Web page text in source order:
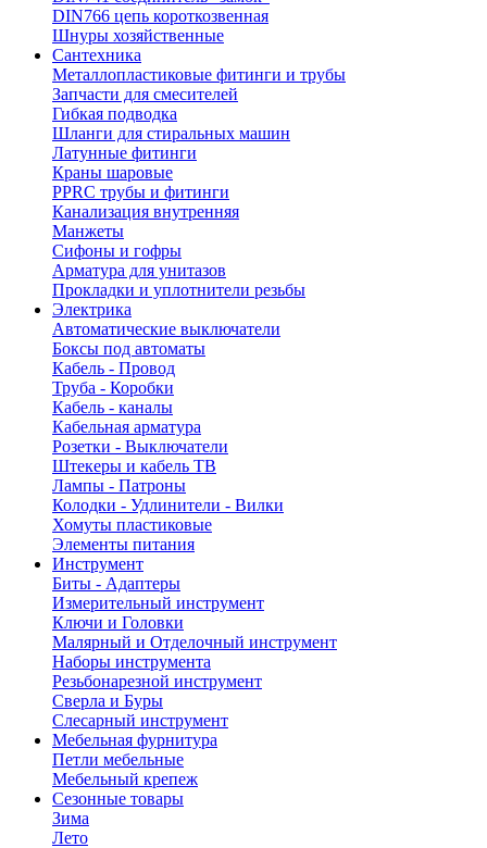
DIN766 цепь короткозвенная
Шнуры хозяйственные
Сантехника
Металлопластиковые фитинги и трубы
Запчасти для смесителей
Гибкая подводка
Шланги для стиральных машин
Латунные фитинги
Краны шаровые
PPRC трубы и фитинги
Канализация внутренняя
Манжеты
Сифоны и гофры
Арматура для унитазов
Прокладки и уплотнители резьбы
Электрика
Автоматические выключатели
Боксы под автоматы
Кабель - Провод
Труба - Коробки
Кабель - каналы
Кабельная арматура
Розетки - Выключатели
Штекеры и кабель ТВ
Лампы - Патроны
Колодки - Удлинители - Вилки
Хомуты пластиковые
Элементы питания
Инструмент
Биты - Адаптеры
Измерительный инструмент
Ключи и Головки
Малярный и Отделочный инструмент
Наборы инструмента
Резьбонарезной инструмент
Сверла и Буры
Слесарный инструмент
Мебельная фурнитура
Петли мебельные
Мебельный крепеж
Сезонные товары
Зима
Лето